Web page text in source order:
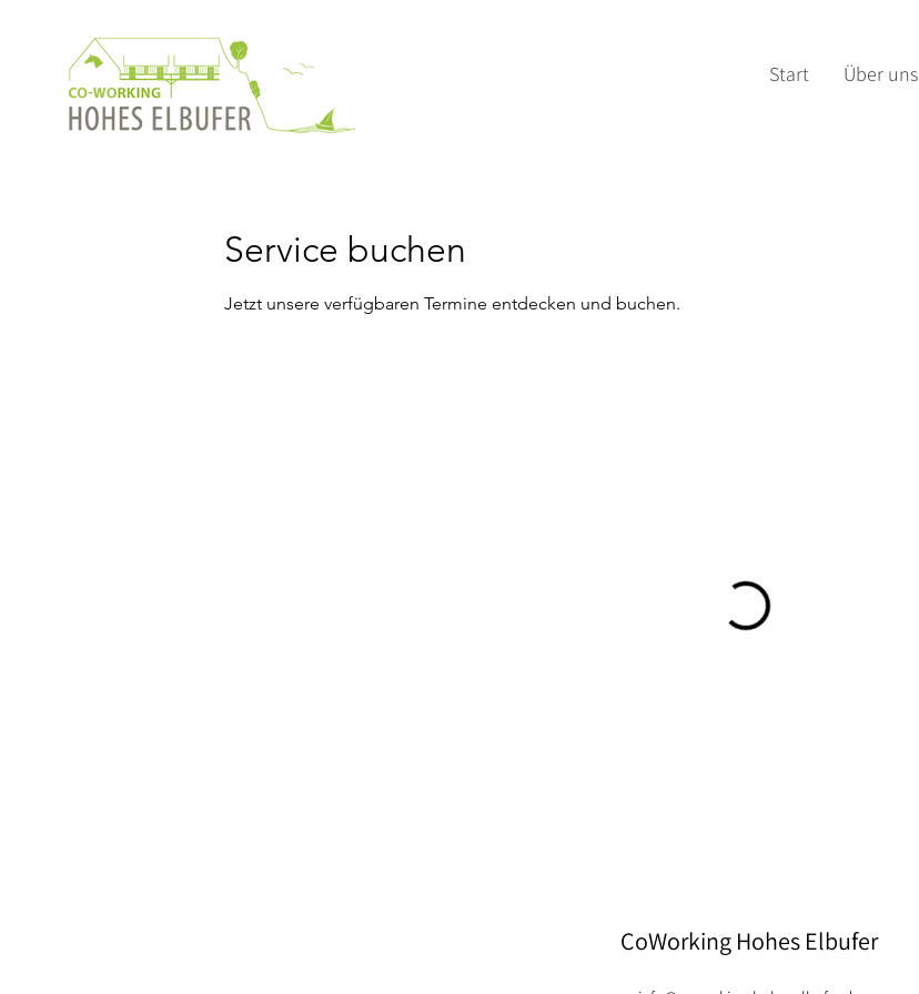
Start Über uns
Service buchen
Jetzt unsere verfügbaren Termine entdecken und buchen.
CoWorking Hohes Elbufer